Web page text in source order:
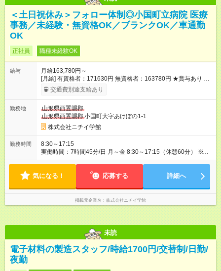
＜土日祝休み＞フォロー体制◎小国町立病院 医療
事務／未経験・無資格OK／ブランクOK／車通勤
OK
正社員 職種未経験OK
給与
月給163,780円～
[月給] 有資格者：171630円 無資格者：163780円 ★賞与あり 年
2回（業績による 初年度1回） ★キャリアアップ制度あり 進級
により給与がアップします！ 【試用期間】試用期間あり 試用期
交通費別途支給あり
勤務地
山形県西置賜郡
山形県西置賜郡小国町大字あけぼの1-1
株式会社ニチイ学館
勤務時間
8:30～17:15
実働時間：7時間45分/日 月～金 8:30～17:15（休憩60分） ※フ
ルタイム勤務 ※就業先にて先輩社員が丁寧にレクチャーするの
部署で経験を積むチャンスが沢山あります
気になる！ 応募する 詳細へ
掲載元企業名 株式会社ニチイ学館
未読
電子材料の製造スタッフ/時給1700円/交替制/日勤/
夜勤